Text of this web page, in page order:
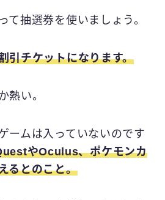
て抽選券を使いましょう。
引チケットになります。
熱い。
ームは入っていないのです
やOculus、ポケモンカ
るとのこと。